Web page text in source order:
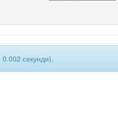
0.002 секунди).